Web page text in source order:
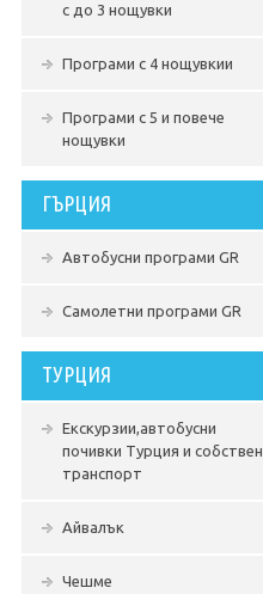
с до 3 нощувки
Програми с 4 нощувкии
Програми с 5 и повече
нощувки
ГЪРЦИЯ
Автобусни програми GR
Самолетни програми GR
ТУРЦИЯ
Екскурзии,автобусни
почивки Турция и собствен
транспорт
Айвалък
Чешме